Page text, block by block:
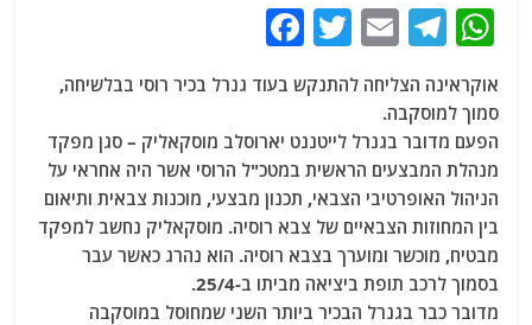
W
at
s
A
p
p
T
el
e
g
ra
m
E
m
ai
l
T
itt
er
c
e
b
o
o
k
אוקראינה הצליחה להתנקש בעוד גנרל בכיר רוסי בבלשיחה,
סמוך למוסקבה.
הפעם מדובר בגנרל לייטננט יארוסלב מוסקאליק – סגן מפקד
מנהלת המבצעים הראשית במטכ"ל הרוסי אשר היה אחראי על
הניהול האופרטיבי הצבאי, תכנון מבצעי, מוכנות צבאית ותיאום
בין המחוזות הצבאיים של צבא רוסיה. מוסקאליק נחשב למפקד
מבטיח, מוכשר ומוערך בצבא רוסיה. הוא נהרג כאשר עבר
בסמוך לרכב תופת ביציאה מביתו ב-25/4.
מדובר כבר בגנרל הבכיר ביותר השני שמחוסל במוסקבה